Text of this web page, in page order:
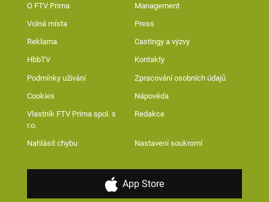
O FTV Prima Management
Volná místa Press
Reklama Castingy a výzvy
HbbTV Kontakty
Podmínky užívání Zpracování osobních údajů
Cookies Nápověda
Vlastník FTV Prima spol. s
r.o.
Redakce
Nahlásit chybu Nastavení soukromí
App Store